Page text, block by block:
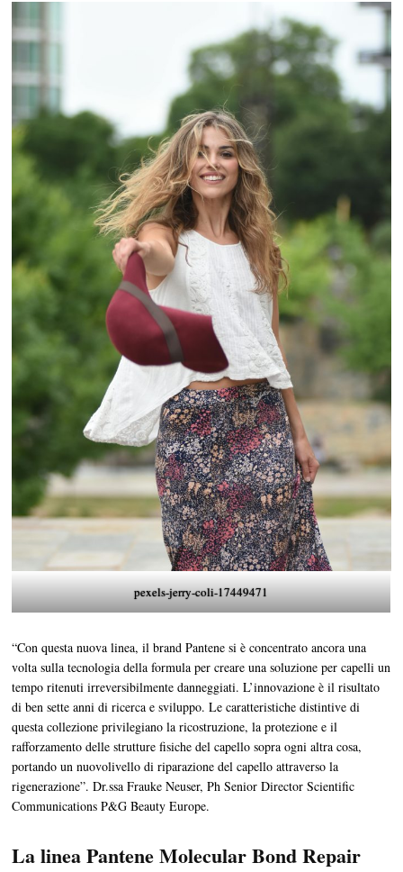
pexels-jerry-coli-17449471
“Con questa nuova linea, il brand Pantene si è concentrato ancora una
volta sulla tecnologia della formula per creare una soluzione per capelli un
tempo ritenuti irreversibilmente danneggiati. L’innovazione è il risultato
di ben sette anni di ricerca e sviluppo. Le caratteristiche distintive di
questa collezione privilegiano la ricostruzione, la protezione e il
rafforzamento delle strutture fisiche del capello sopra ogni altra cosa,
portando un nuovolivello di riparazione del capello attraverso la
rigenerazione”. Dr.ssa Frauke Neuser, Ph Senior Director Scientific
Communications P&G Beauty Europe.
La linea Pantene Molecular Bond Repair